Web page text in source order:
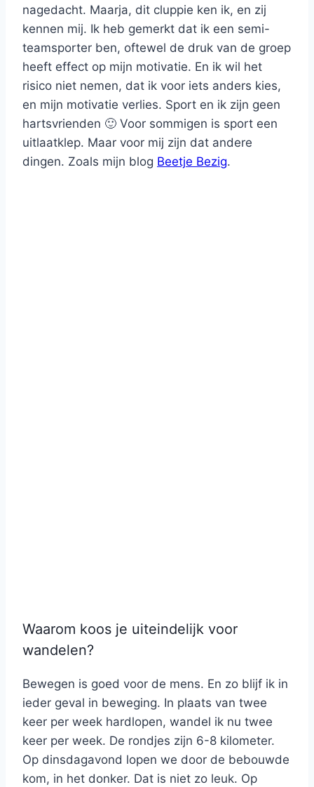
nagedacht. Maarja, dit cluppie ken ik, en zij
kennen mij. Ik heb gemerkt dat ik een semi-
teamsporter ben, oftewel de druk van de groep
heeft effect op mijn motivatie. En ik wil het
risico niet nemen, dat ik voor iets anders kies,
en mijn motivatie verlies. Sport en ik zijn geen
hartsvrienden 🙂 Voor sommigen is sport een
uitlaatklep. Maar voor mij zijn dat andere
dingen. Zoals mijn blog Beetje Bezig.
Waarom koos je uiteindelijk voor
wandelen?
Bewegen is goed voor de mens. En zo blijf ik in
ieder geval in beweging. In plaats van twee
keer per week hardlopen, wandel ik nu twee
keer per week. De rondjes zijn 6-8 kilometer.
Op dinsdagavond lopen we door de bebouwde
kom, in het donker. Dat is niet zo leuk. Op